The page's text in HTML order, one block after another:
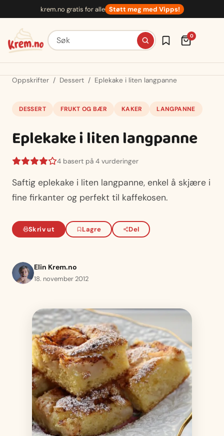
innhold
krem.no gratis for alle Støtt meg med Vipps!
Søk etter oppskrifter 0
Oppskrifter / Dessert / Eplekake i liten langpanne
DESSERT FRUKT OG BÆR KAKER LANGPANNE
Eplekake i liten langpanne
4 basert på 4 vurderinger
Saftig eplekake i liten langpanne, enkel å skjære i
fine firkanter og perfekt til kaffekosen.
Skriv ut Lagre Del
Elin Krem.no
18. november 2012